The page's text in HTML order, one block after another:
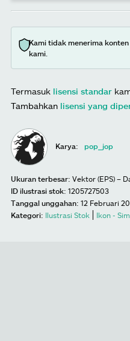
Kami tidak menerima
kami.
Termasuk lisensi standar
Tambahkan lisensi yang
Karya: pop_jop
Ukuran terbesar: Vektor (EPS) –
ID ilustrasi stok: 1205727503
Tanggal unggahan: 12 Februari
Kategori: Ilustrasi Stok Ikon -